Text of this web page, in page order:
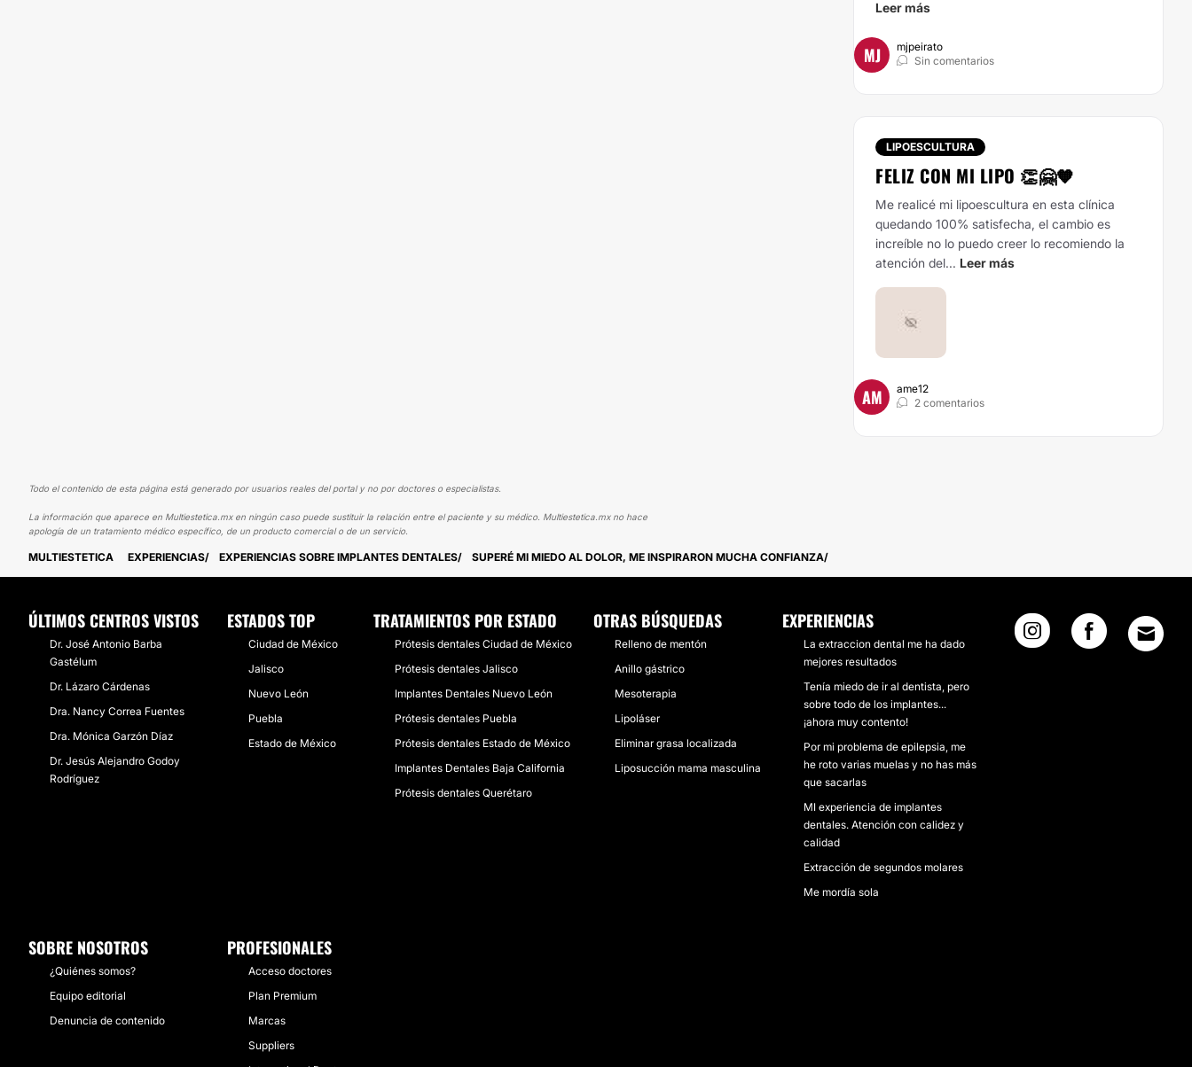
Leer más
MJ
mjpeirato
Sin comentarios
LIPOESCULTURA
FELIZ CON MI LIPO 👏🤗🧡
Me realicé mi lipoescultura en esta clínica
quedando 100% satisfecha, el cambio es
increíble no lo puedo creer lo recomiendo la
atención del... Leer más
AM
ame12
2 comentarios
Todo el contenido de esta página está generado por usuarios reales del portal y no por doctores o especialistas.
La información que aparece en Multiestetica.mx en ningún caso puede sustituir la relación entre el paciente y su médico. Multiestetica.mx no hace
apología de un tratamiento médico específico, de un producto comercial o de un servicio.
MULTIESTETICA EXPERIENCIAS EXPERIENCIAS SOBRE IMPLANTES DENTALES SUPERÉ MI MIEDO AL DOLOR, ME INSPIRARON MUCHA CONFIANZA
ÚLTIMOS CENTROS VISTOS
Dr. José Antonio Barba
Gastélum
Dr. Lázaro Cárdenas
Dra. Nancy Correa Fuentes
Dra. Mónica Garzón Díaz
Dr. Jesús Alejandro Godoy
Rodríguez
ESTADOS TOP
Ciudad de México
Jalisco
Nuevo León
Puebla
Estado de México
TRATAMIENTOS POR ESTADO
Prótesis dentales Ciudad de México
Prótesis dentales Jalisco
Implantes Dentales Nuevo León
Prótesis dentales Puebla
Prótesis dentales Estado de México
Implantes Dentales Baja California
Prótesis dentales Querétaro
OTRAS BÚSQUEDAS
Relleno de mentón
Anillo gástrico
Mesoterapia
Lipoláser
Eliminar grasa localizada
Liposucción mama masculina
EXPERIENCIAS
La extraccion dental me ha dado
mejores resultados
Tenía miedo de ir al dentista, pero
sobre todo de los implantes...
¡ahora muy contento!
Por mi problema de epilepsia, me
he roto varias muelas y no has más
que sacarlas
MI experiencia de implantes
dentales. Atención con calidez y
calidad
Extracción de segundos molares
Me mordía sola
SOBRE NOSOTROS
¿Quiénes somos?
Equipo editorial
Denuncia de contenido
PROFESIONALES
Acceso doctores
Plan Premium
Marcas
Suppliers